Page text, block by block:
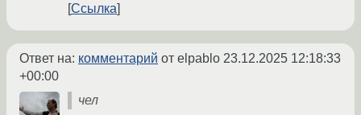
Ссылка
Ответ на: комментарий от elpablo 23.12.2025 12:18:33
+00:00
чел